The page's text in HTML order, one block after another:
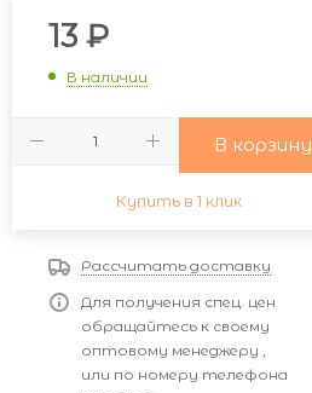
13 ₽
В наличии
В корзину
Купить в 1 клик
Рассчитать доставку
Для получения спец. цен
обращайтесь к своему
оптовому менеджеру ,
или по номеру телефона